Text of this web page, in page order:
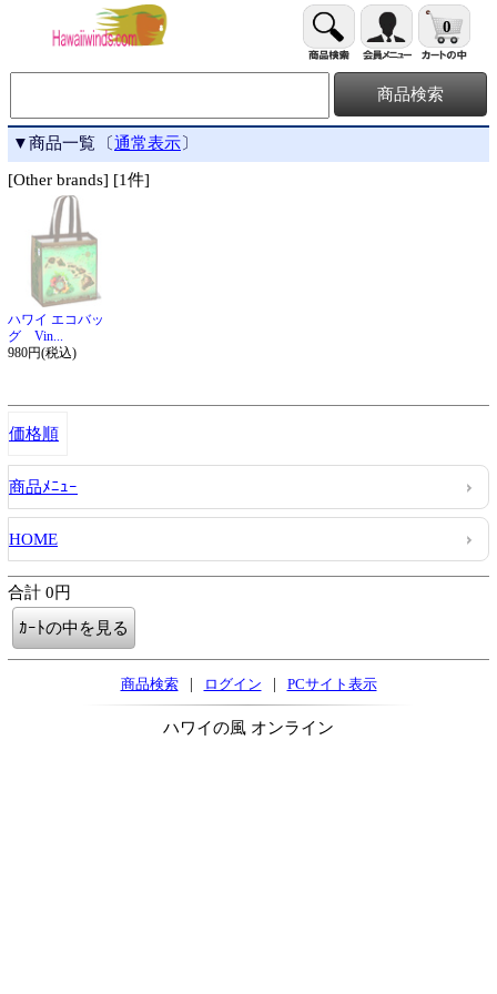
0
▼商品一覧 〔通常表示〕
[Other brands] [1件]
ハワイ エコバッ
グ Vin...
980円(税込)
価格順
商品ﾒﾆｭｰ
HOME
合計 0円
商品検索 | ログイン | PCサイト表示
ハワイの風 オンライン